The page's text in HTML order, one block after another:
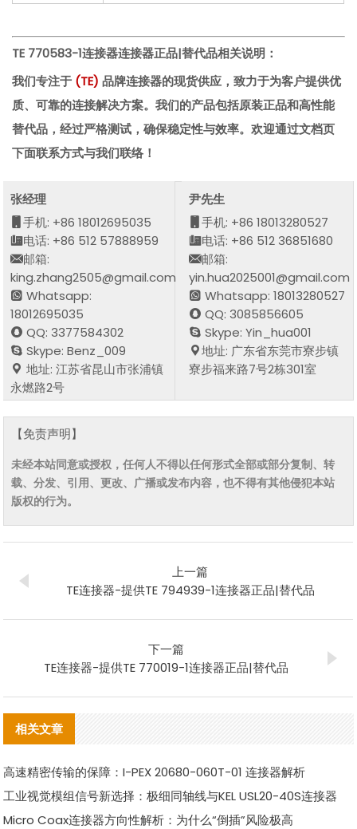
TE 770583-1连接器连接器正品|替代品相关说明：
我们专注于 (TE)品牌连接器的现货供应，致力于为客户提供优
质、可靠的连接解决方案。我们的产品包括原装正品和高性能
替代品，经过严格测试，确保稳定性与效率。欢迎通过文档页
下面联系方式与我们联络！
张经理
手机: +86 18012695035
电话: +86 512 57888959
邮箱:
king.zhang2505@gmail.com
Whatsapp:
18012695035
QQ: 3377584302
Skype: Benz_009
地址: 江苏省昆山市张浦镇
永燃路2号
尹先生
手机: +86 18013280527
电话: +86 512 36851680
邮箱:
yin.hua2025001@gmail.com
Whatsapp: 18013280527
QQ: 3085856605
Skype: Yin_hua001
地址: 广东省东莞市寮步镇
寮步福来路7号2栋301室
【免责声明】
未经本站同意或授权，任何人不得以任何形式全部或部分复制、转
载、分发、引用、更改、广播或发布内容，也不得有其他侵犯本站
版权的行为。
上一篇
TE连接器-提供TE 794939-1连接器正品|替代品
下一篇
TE连接器-提供TE 770019-1连接器正品|替代品
相关文章
高速精密传输的保障：I-PEX 20680-060T-01 连接器解析
工业视觉模组信号新选择：极细同轴线与KEL USL20-40S连接器
Micro Coax连接器方向性解析：为什么“倒插”风险极高